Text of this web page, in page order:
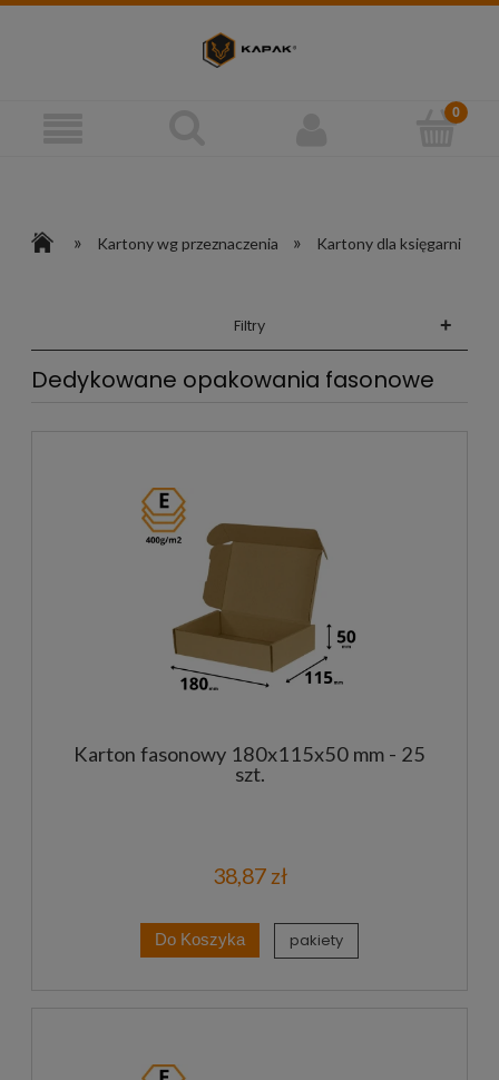
» Kartony wg przeznaczenia » Kartony dla księgarni
Filtry +
Dedykowane opakowania fasonowe
Karton fasonowy 180x115x50 mm - 25
szt.
38,87 zł
Do Koszyka pakiety